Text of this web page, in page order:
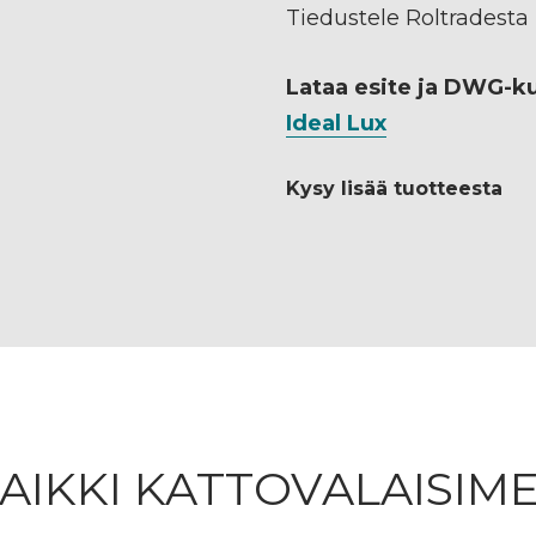
Tiedustele Roltradesta
Lataa esite ja DWG-
Ideal Lux
Kysy lisää tuotteesta